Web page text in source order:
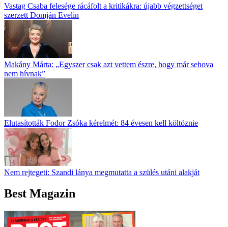
Vastag Csaba felesége rácáfolt a kritikákra: újabb végzettséget
szerzett Domján Evelin
Makány Márta: „Egyszer csak azt vettem észre, hogy már sehova
nem hívnak”
Elutasították Fodor Zsóka kérelmét: 84 évesen kell költöznie
Nem rejtegeti: Szandi lánya megmutatta a szülés utáni alakját
Best Magazin